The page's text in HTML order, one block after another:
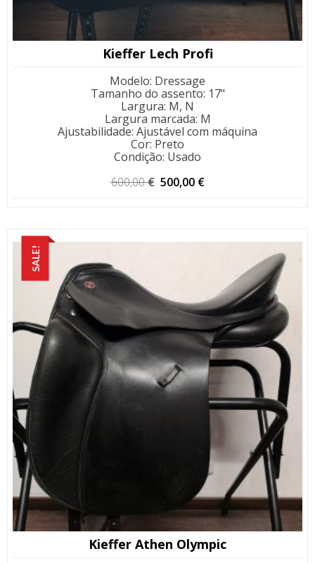
Kieffer Lech Profi
Modelo: Dressage
Tamanho do assento: 17"
Largura: M, N
Largura marcada: M
Ajustabilidade: Ajustável com máquina
Cor: Preto
Condição: Usado
600,00€ O
500,00 €
SALE!
Kieffer Athen Olympic